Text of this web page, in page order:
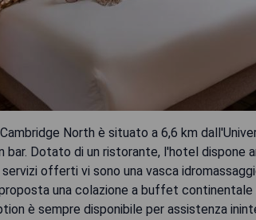
North è situato a 6,6 km
bar. Dotato di un ristorante, l'hotel dispone
offerti vi sono una vasca
una colazione a buffet
è sempre disponibile per assistenza